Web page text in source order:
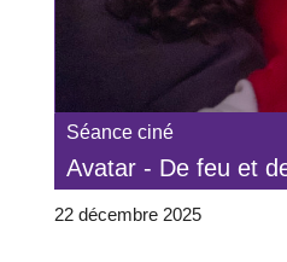
Séance ciné
Avatar - De feu et
22 décembre 2025